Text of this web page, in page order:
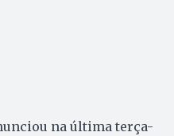
na última terça-